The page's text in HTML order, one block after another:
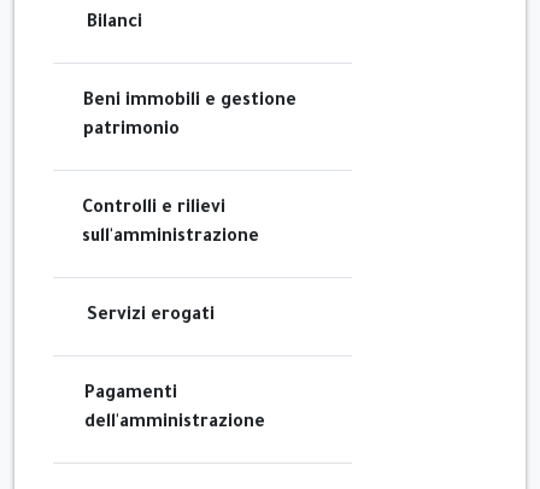
Bilanci
Beni immobili e gestione
patrimonio
Controlli e rilievi
sull'amministrazione
Servizi erogati
Pagamenti
dell'amministrazione